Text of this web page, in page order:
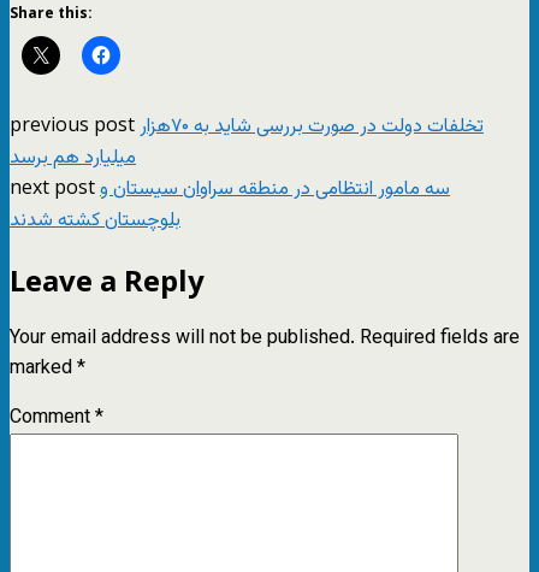
Share this:
previous post تخلفات دولت در صورت بررسی شاید به ۷۰هزار
میلیارد هم برسد
next postسه مامور انتظامی در منطقه سراوان سیستان و
بلوچستان کشته شدند
Leave a Reply
Your email address will not be published. Required fields are
marked*
Comment*